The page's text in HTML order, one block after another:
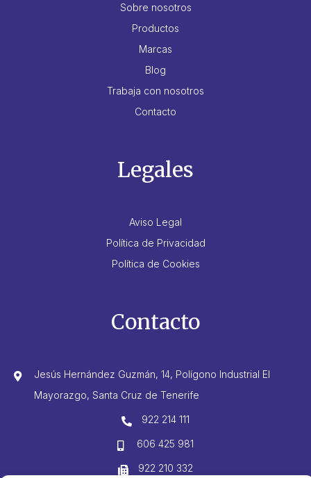
Sobre nosotros
Productos
Marcas
Blog
Trabaja con nosotros
Contacto
Legales
Aviso Legal
Política de Privacidad
Política de Cookies
Contacto
Jesús Hernández Guzmán, 14, Polígono Industrial El
Mayorazgo, Santa Cruz de Tenerife
922 214 111
606 425 981
922 210 332